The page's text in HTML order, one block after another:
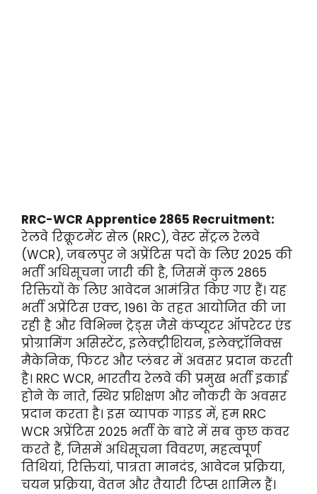
RRC-WCR Apprentice 2865 Recruitment:
रेलवे रिक्रूटमेंट सेल (RRC), वेस्ट सेंट्रल रेलवे
(WCR), जबलपुर ने अप्रेंटिस पदों के लिए 2025 की
भर्ती अधिसूचना जारी की है, जिसमें कुल 2865
रिक्तियों के लिए आवेदन आमंत्रित किए गए हैं। यह
भर्ती अप्रेंटिस एक्ट, 1961 के तहत आयोजित की जा
रही है और विभिन्न ट्रेड्स जैसे कंप्यूटर ऑपरेटर एंड
प्रोग्रामिंग असिस्टेंट, इलेक्ट्रीशियन, इलेक्ट्रॉनिक्स
मैकेनिक, फिटर और प्लंबर में अवसर प्रदान करती
है। RRC WCR, भारतीय रेलवे की प्रमुख भर्ती इकाई
होने के नाते, स्थिर प्रशिक्षण और नौकरी के अवसर
प्रदान करता है। इस व्यापक गाइड में, हम RRC
WCR अप्रेंटिस 2025 भर्ती के बारे में सब कुछ कवर
करते हैं, जिसमें अधिसूचना विवरण, महत्वपूर्ण
तिथियां, रिक्तियां, पात्रता मानदंड, आवेदन प्रक्रिया,
चयन प्रक्रिया, वेतन और तैयारी टिप्स शामिल हैं।